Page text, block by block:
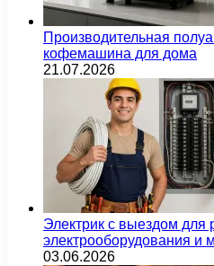
Производительная
кофемашина для дома
21.07.2026
Электрик с выездом для
электрооборудования и
03.06.2026